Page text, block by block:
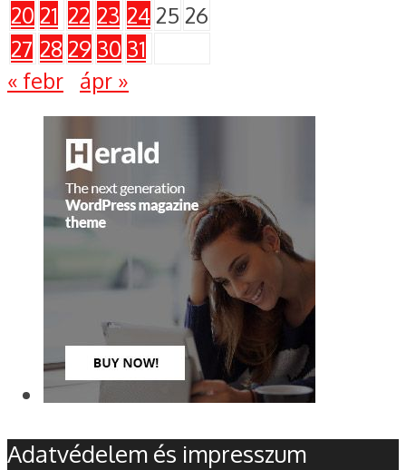
20 21 22 23 2425 26
27 28 29 30 31
« febr
ápr »
Adatvédelem és impresszum